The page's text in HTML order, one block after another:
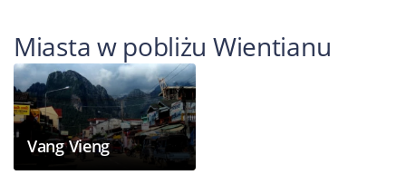
Miasta w pobliżu Wientianu
Vang Vieng